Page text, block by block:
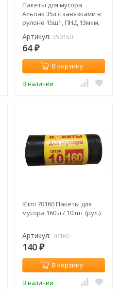
Пакеты для мусора
Альпак 35л с завязками в
рулоне 15шт, ПНД 13мкм,
Артикул: 350150
64 ₽
В корзину
В наличии
Klimi 70160 Пакеты для
мусора 160 л / 10 шт (рул.)
Артикул: 70160
140 ₽
В корзину
В наличии